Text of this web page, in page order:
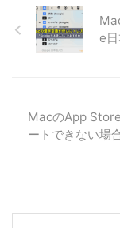
e
MacのApp
ートできない場